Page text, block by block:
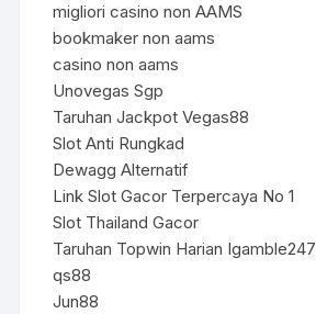
migliori casino non AAMS
bookmaker non aams
casino non aams
Unovegas Sgp
Taruhan Jackpot Vegas88
Slot Anti Rungkad
Dewagg Alternatif
Link Slot Gacor Terpercaya No 1
Slot Thailand Gacor
Taruhan Topwin Harian Igamble247
qs88
Jun88